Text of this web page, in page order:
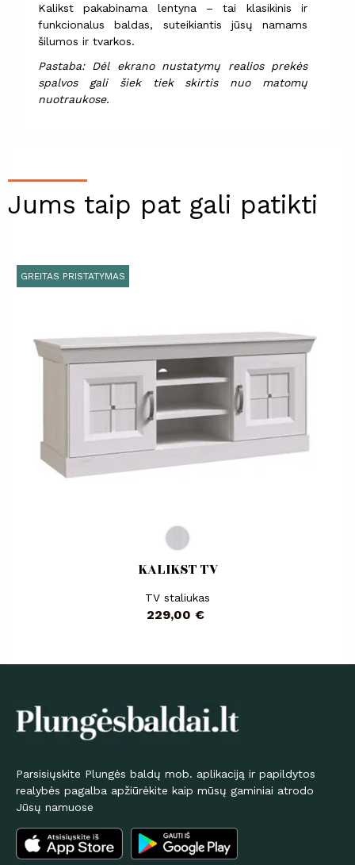
Kalikst pakabinama lentyna – tai klasikinis ir
funkcionalus baldas, suteikiantis jūsų namams
šilumos ir tvarkos.
Pastaba: Dėl ekrano nustatymų realios prekės
spalvos gali šiek tiek skirtis nuo matomų
nuotraukose.
Jums taip pat gali patikti
GREITAS PRISTATYMAS
KALIKST TV
TV staliukas
Kaina
229,00 €
Parsisiųskite Plungės baldų mob. aplikaciją ir papildytos
realybės pagalba apžiūrėkite kaip mūsų gaminiai atrodo
Jūsų namuose